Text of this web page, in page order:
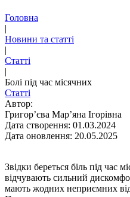
Головна
|
Новини та статті
|
Статті
|
Болі під час місячних
Статті
Автор:
Григор’єва Мар’яна Ігорівна
Дата створення: 01.03.2024
Дата оновлення: 20.05.2025
Звідки береться біль під час
відчувають сильний
мають жодних неприємних